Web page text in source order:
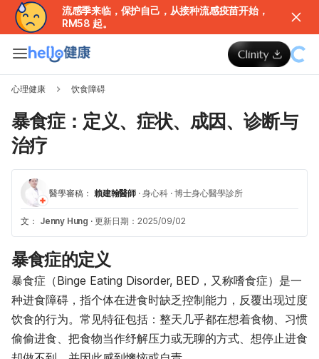
流感季来临，保护自己，从接种流感疫苗开始，
RM58 起。
心理健康 饮食障碍
暴食症：定义、症状、成因、诊断与
治疗
醫學審稿： 賴建翰醫師 · 身心科 · 博士身心醫學診所
文： Jenny Hung · 更新日期：2025/09/02
暴食症的定义
暴食症（Binge Eating Disorder, BED，又称嗜食症）是一
种进食障碍，指个体在进食时缺乏控制能力，反覆出现过度
饮食的行为。常见特征包括：整天几乎都在想着食物、习惯
偷偷进食、把食物当作纾解压力或无聊的方式、想停止进食